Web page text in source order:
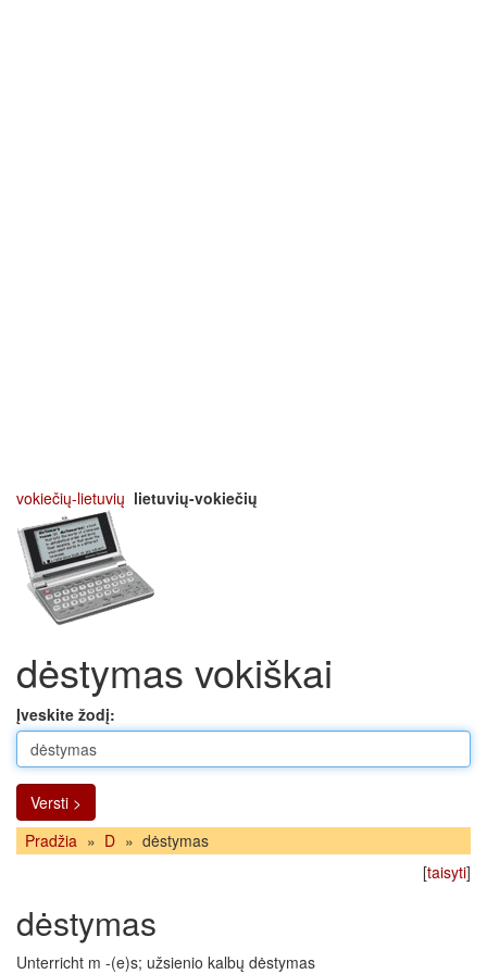
vokiečių-lietuvių lietuvių-vokiečių
dėstymas vokiškai
Įveskite žodį:
Versti >
Pradžia » D » dėstymas
[taisyti]
dėstymas
Unterricht m -(e)s; užsienio kalbų dėstymas